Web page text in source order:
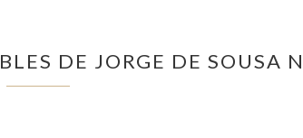
DE JORGE DE SOUSA